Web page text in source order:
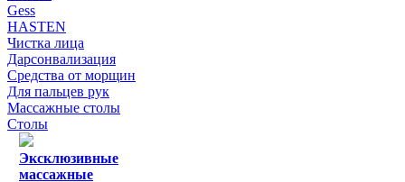
Gess
HASTEN
Чистка лица
Дарсонвализация
Средства от морщин
Для пальцев рук
Массажные столы
Столы
Эксклюзивные
массажные